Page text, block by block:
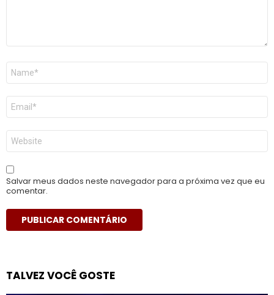
Nome
E-
mail
*
Site
Salvar meus dados neste navegador para a próxima vez que eu
comentar.
TALVEZ VOCÊ GOSTE